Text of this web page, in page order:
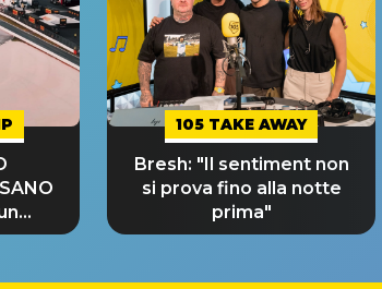
105 TAKE AWAY
Bresh: "Il sentiment non
si prova fino alla notte
prima"